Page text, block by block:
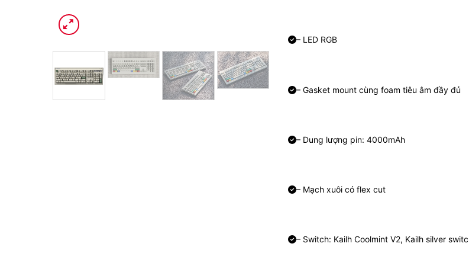
– LED RGB
– Gasket mount cùng foam tiêu âm đầy đủ
– Dung lượng pin: 4000mAh
– Mạch xuôi có flex cut
– Switch: Kailh Coolmint V2, Kailh silver